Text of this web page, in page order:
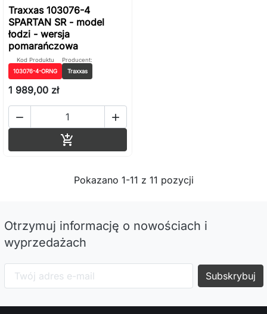
Traxxas 103076-4
SPARTAN SR - model
łodzi - wersja
pomarańczowa
Kod Produktu
103076-4-ORNG
Producent:
Traxxas
1 989,00 zł
 

Pokazano 1-11 z 11 pozycji
Otrzymuj informację o nowościach i
wyprzedażach